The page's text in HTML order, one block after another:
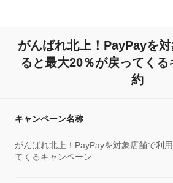
がんばれ北上！PayPayを
ると最大20％が戻ってく
約
キャンペーン名称
がんばれ北上！PayPayを対象店舗で利
てくるキャンペーン